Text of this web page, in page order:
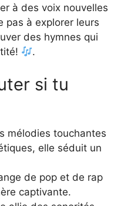
à des voix nouvelles
pas à explorer leurs
des hymnes qui
.
si tu
mélodies touchantes
elle séduit un
de pop et de rap
captivante.